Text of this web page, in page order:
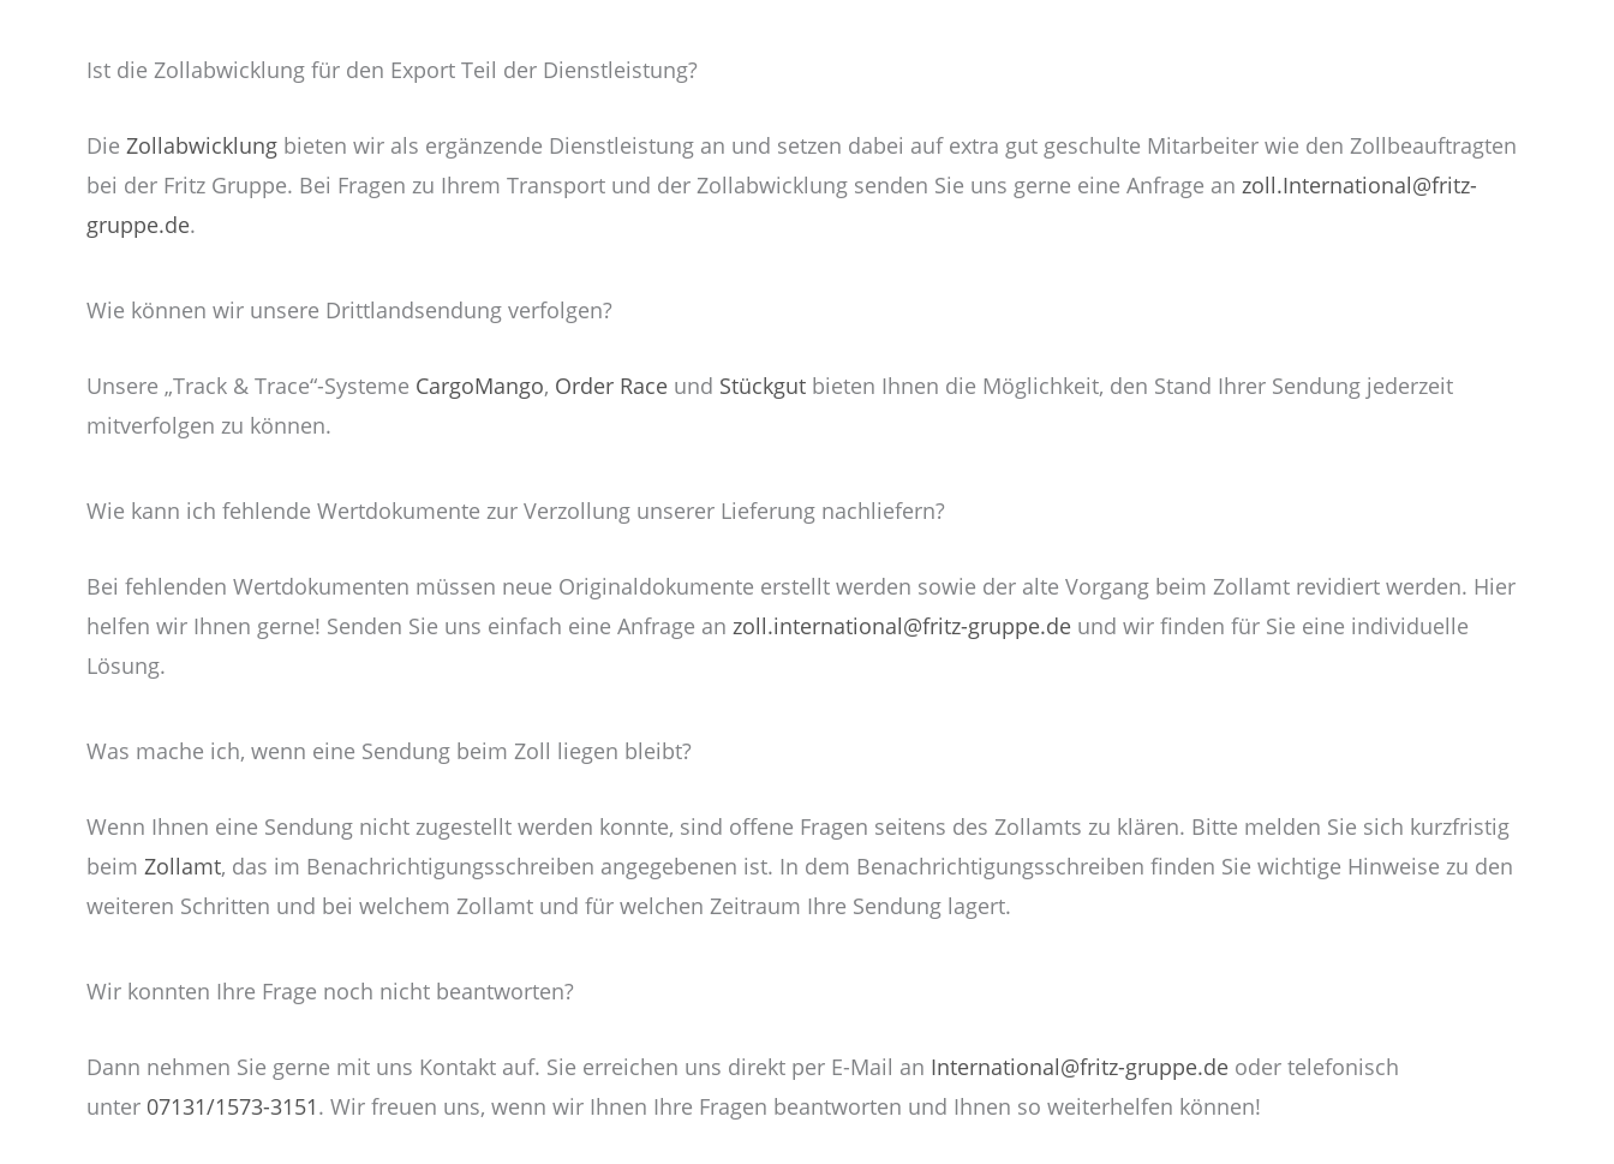
Ist die Zollabwicklung für den Export Teil der Dienstleistung?
Die Zollabwicklung bieten wir als ergänzende Dienstleistung an und setzen dabei auf extra gut geschulte Mitarbeiter wie den Zollbeauftragten
bei der Fritz Gruppe. Bei Fragen zu Ihrem Transport und der Zollabwicklung senden Sie uns gerne eine Anfrage an zoll.International@fritz-
gruppe.de.
Wie können wir unsere Drittlandsendung verfolgen?
Unsere „Track & Trace“-Systeme CargoMango, Order Race und Stückgut bieten Ihnen die Möglichkeit, den Stand Ihrer Sendung jederzeit
mitverfolgen zu können.
Wie kann ich fehlende Wertdokumente zur Verzollung unserer Lieferung nachliefern?
Bei fehlenden Wertdokumenten müssen neue Originaldokumente erstellt werden sowie der alte Vorgang beim Zollamt revidiert werden. Hier
helfen wir Ihnen gerne! Senden Sie uns einfach eine Anfrage an zoll.international@fritz-gruppe.de und wir finden für Sie eine individuelle
Lösung.
Was mache ich, wenn eine Sendung beim Zoll liegen bleibt?
Wenn Ihnen eine Sendung nicht zugestellt werden konnte, sind offene Fragen seitens des Zollamts zu klären. Bitte melden Sie sich kurzfristig
beim Zollamt, das im Benachrichtigungsschreiben angegebenen ist. In dem Benachrichtigungsschreiben finden Sie wichtige Hinweise zu den
weiteren Schritten und bei welchem Zollamt und für welchen Zeitraum Ihre Sendung lagert.
Wir konnten Ihre Frage noch nicht beantworten?
Dann nehmen Sie gerne mit uns Kontakt auf. Sie erreichen uns direkt per E-Mail an International@fritz-gruppe.de oder telefonisch
unter 07131/1573-3151. Wir freuen uns, wenn wir Ihnen Ihre Fragen beantworten und Ihnen so weiterhelfen können!